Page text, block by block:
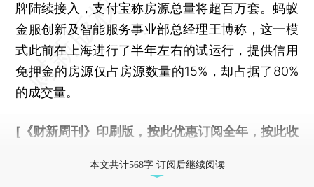
牌陆续接入，支付宝称房源总量将超百万套。蚂蚁
金服创新及智能服务事业部总经理王博称，这一模
式此前在上海进行了半年左右的试运行，提供信用
免押金的房源仅占房源数量的15%，却占据了80%
的成交量。
[《财新周刊》印刷版， 按此优惠订阅全年， 按此收
本文共计568字 订阅后继续阅读